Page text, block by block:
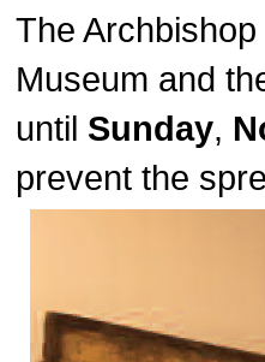
The
Museum and
until Sunday,
prevent the